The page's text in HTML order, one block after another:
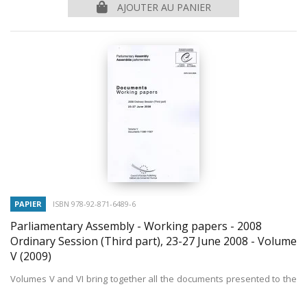
AJOUTER AU PANIER
PAPIER ISBN 978-92-871-6489-6
Parliamentary Assembly - Working papers - 2008
Ordinary Session (Third part), 23-27 June 2008 - Volume
V(2009)
Volumes V and VI bring together all the documents presented to the